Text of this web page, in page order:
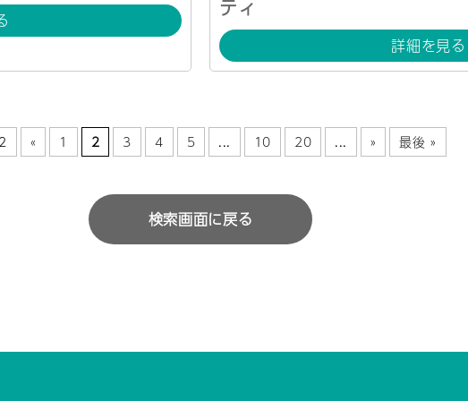
ティ
詳細を見る
« 1 2 3 4 5 ... 10 20 ... » 最後 »
検索画面に戻る